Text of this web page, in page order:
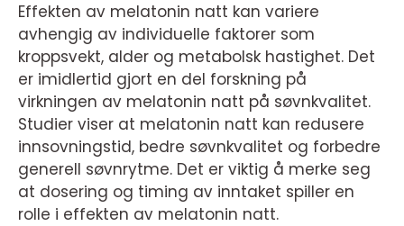
Effekten av melatonin natt kan variere
avhengig av individuelle faktorer som
kroppsvekt, alder og metabolsk hastighet. Det
er imidlertid gjort en del forskning på
virkningen av melatonin natt på søvnkvalitet.
Studier viser at melatonin natt kan redusere
innsovningstid, bedre søvnkvalitet og forbedre
generell søvnrytme. Det er viktig å merke seg
at dosering og timing av inntaket spiller en
rolle i effekten av melatonin natt.